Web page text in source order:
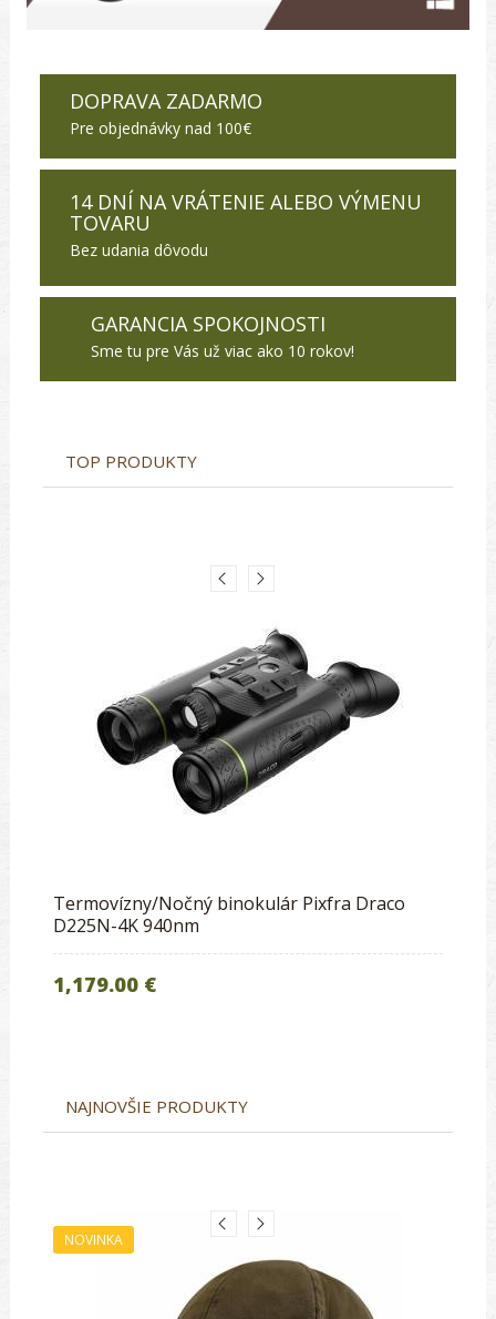
DOPRAVA ZADARMO
Pre objednávky nad 100€
14 DNÍ NA VRÁTENIE ALEBO VÝMENU
TOVARU
Bez udania dôvodu
GARANCIA SPOKOJNOSTI
Sme tu pre Vás už viac ako 10 rokov!
TOP PRODUKTY
Termovízny/Nočný binokulár Pixfra Draco
D225N-4K 940nm
1,179.00 €
NAJNOVŠIE PRODUKTY
NOVINKA